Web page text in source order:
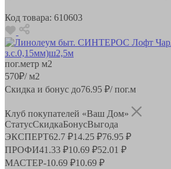
Код товара: 610603
пог.метр м2
570₽/ м2
Скидка и бонус до76.95 ₽/ пог.м
Клуб покупателей «Ваш Дом»
СтатусСкидкаБонусВыгода
ЭКСПЕРТ62.7 ₽14.25 ₽76.95 ₽
ПРОФИ41.33 ₽10.69 ₽52.01 ₽
МАСТЕР-10.69 ₽10.69 ₽